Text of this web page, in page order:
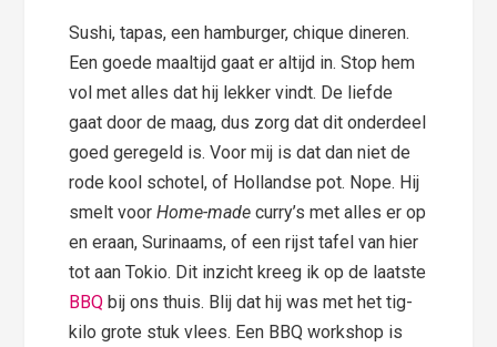
Sushi, tapas, een hamburger, chique dineren.
Een goede maaltijd gaat er altijd in. Stop hem
vol met alles dat hij lekker vindt. De liefde
gaat door de maag, dus zorg dat dit onderdeel
goed geregeld is. Voor mij is dat dan niet de
rode kool schotel, of Hollandse pot. Nope. Hij
smelt voorHome-made curry’s met alles er op
en eraan, Surinaams, of een rijst tafel van hier
tot aan Tokio. Dit inzicht kreeg ik op de laatste
BBQ bij ons thuis. Blij dat hij was met het tig-
kilo grote stuk vlees. Een BBQ workshop is